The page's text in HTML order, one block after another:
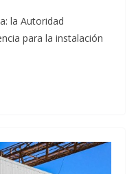
la Autoridad
para la instalación